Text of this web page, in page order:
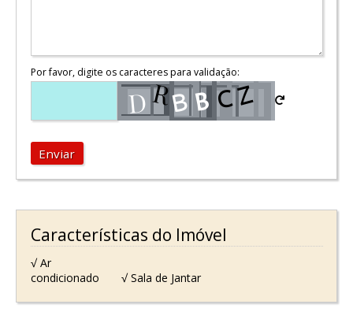
Por favor, digite os caracteres para validação:
Enviar
Características do Imóvel
√ Ar
condicionado
√ Sala de Jantar